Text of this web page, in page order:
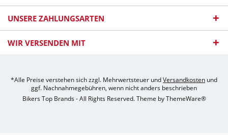
UNSERE ZAHLUNGSARTEN
WIR VERSENDEN MIT
*Alle Preise verstehen sich zzgl. Mehrwertsteuer undVersandkosten und
ggf. Nachnahmegebühren, wenn nicht anders beschrieben
Bikers Top Brands - All Rights Reserved. Theme byThemeWare®